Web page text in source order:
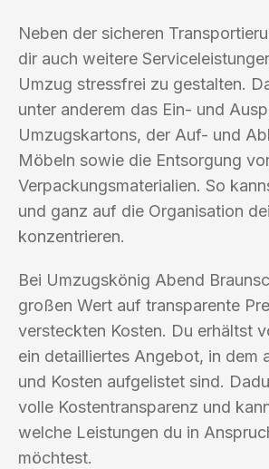
Neben der sicheren
dir auch weitere
Umzug stressfrei zu gestalten.
unter anderem das Ein- und
Umzugskartons, der Auf- und
Möbeln sowie die Entsorgung
Verpackungsmaterialien. So
und ganz auf die Organisation
konzentrieren.
Bei Umzugskönig Abend
großen Wert auf transparente
versteckten Kosten. Du erhältst
ein detailliertes Angebot, in dem
und Kosten aufgelistet sind.
volle Kostentransparenz und
welche Leistungen du in
möchtest.